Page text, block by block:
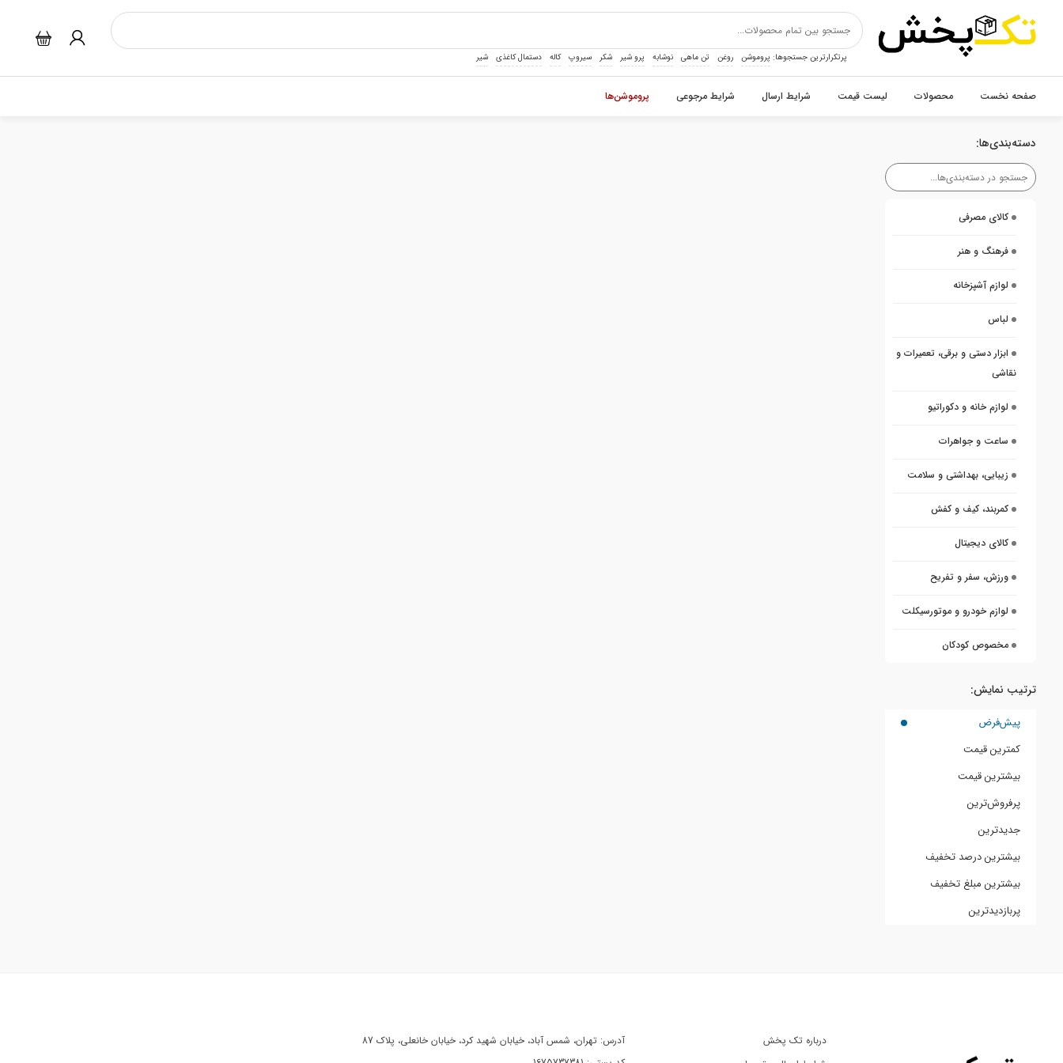
پرتکرارترین جستجوها: پروموشن روغن تن ماهی نوشابه پرو شیر شکر سیروپ کاله دستمال کاغذی شیر
صفحه نخست محصولات لیست قیمت شرایط ارسال شرایط مرجوعی پروموشن‌ها
دسته‌بندی‌ها:
کالای مصرفی
فرهنگ و هنر
لوازم آشپزخانه
لباس
ابزار دستی و برقی، تعمیرات و
نقاشی
لوازم خانه و دکوراتیو
ساعت و جواهرات
زیبایی، بهداشتی و سلامت
کمربند، کیف و کفش
کالای دیجیتال
ورزش، سفر و تفریح
لوازم خودرو و موتورسیکلت
مخصوص کودکان
ترتیب نمایش:
پیش‌فرض
کمترین قیمت
بیشترین قیمت
پرفروش‌ترین
جدیدترین
بیشترین درصد تخفیف
بیشترین مبلغ تخفیف
پربازدیدترین
درباره تک پخش
آدرس: تهران، شمس آباد، خیابان شهید کرد، خیابان خانعلی، پلاک 87